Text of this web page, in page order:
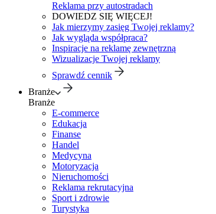
Reklama przy autostradach
DOWIEDZ SIĘ WIĘCEJ!
Jak mierzymy zasięg Twojej reklamy?
Jak wygląda współpraca?
Inspiracje na reklamę zewnętrzną
Wizualizacje Twojej reklamy
Sprawdź cennik
Branże
Branże
E-commerce
Edukacja
Finanse
Handel
Medycyna
Motoryzacja
Nieruchomości
Reklama rekrutacyjna
Sport i zdrowie
Turystyka